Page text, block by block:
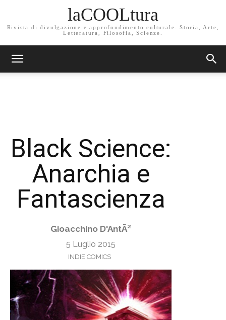
laCOOLtura
Rivista di divulgazione e approfondimento culturale. Storia, Arte,
Letteratura, Filosofia, Scienze.
Black Science:
Anarchia e
Fantascienza
Gioacchino D'AntÃ²
5 Luglio 2015
INDIE COMICS